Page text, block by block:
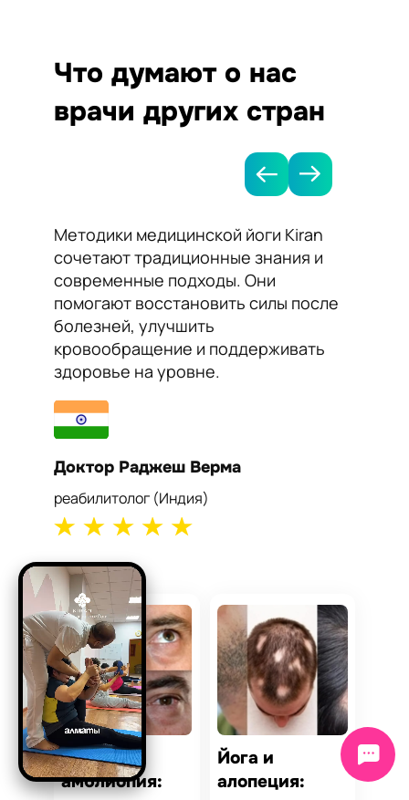
Что думают о нас
врачи других стран
Методики медицинской йоги Kiran
сочетают традиционные знания и
современные подходы. Они
помогают восстановить силы после
болезней, улучшить
кровообращение и поддерживать
здоровье на уровне.
Доктор Раджеш Верма
реабилитолог (Индия)
Йога и
амблиопия:
Йога и
алопеция: